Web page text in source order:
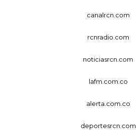
canalrcn.com
rcnradio.com
noticiasrcn.com
lafm.com.co
alerta.com.co
deportesrcn.com